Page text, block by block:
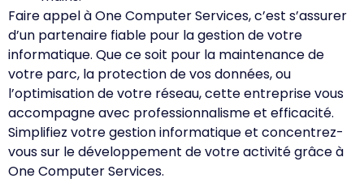
Faire appel à One Computer Services, c’est s’assurer
d’un partenaire fiable pour la gestion de votre
informatique. Que ce soit pour la maintenance de
votre parc, la protection de vos données, ou
l’optimisation de votre réseau, cette entreprise vous
accompagne avec professionnalisme et efficacité.
Simplifiez votre gestion informatique et concentrez-
vous sur le développement de votre activité grâce à
One Computer Services.